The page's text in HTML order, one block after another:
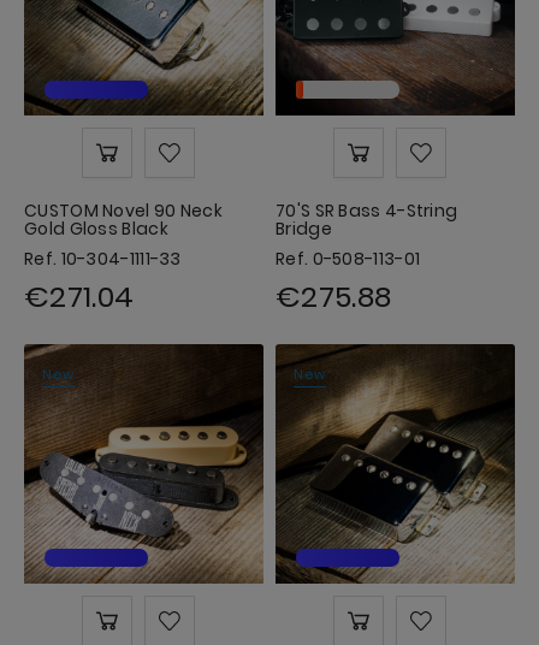
CUSTOM Novel 90 Neck
Gold Gloss Black
Ref. 10-304-1111-33
€271.04
70's SR Bass 4-String
Bridge
Ref. 0-508-113-01
€275.88
New New